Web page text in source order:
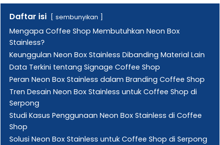
Daftar isi sembunyikan
Mengapa Coffee Shop Membutuhkan Neon Box
Stainless?
Keunggulan Neon Box Stainless Dibanding Material Lain
Data Terkini tentang Signage Coffee Shop
Peran Neon Box Stainless dalam Branding Coffee Shop
Tren Desain Neon Box Stainless untuk Coffee Shop di
Serpong
Studi Kasus Penggunaan Neon Box Stainless di Coffee
Shop
Solusi Neon Box Stainless untuk Coffee Shop di Serpong